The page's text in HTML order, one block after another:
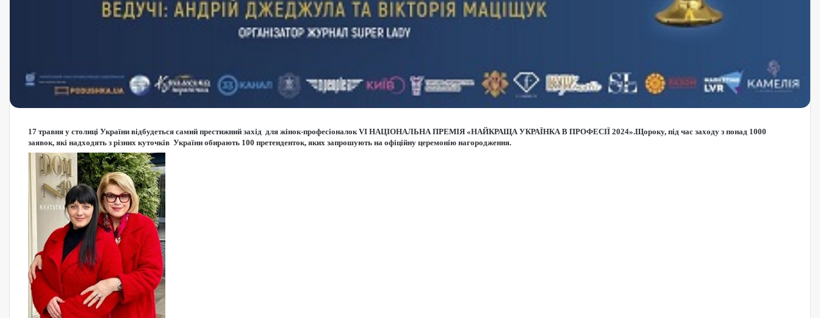
17 травня у столиці України відбудеться самий престижний захід для жінок-професіоналок VI НАЦІОНАЛЬНА ПРЕМІЯ «НАЙКРАЩА УКРАЇНКА В ПРОФЕСІЇ 2024».Щороку, під час заходу з понад 1000
заявок, які надходять з різних куточків України обирають 100 претенденток, яких запрошують на офіційну церемонію нагородження.